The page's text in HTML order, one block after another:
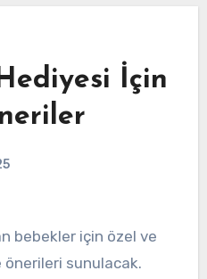
İçin
bebekler için özel ve
önerileri sunulacak.